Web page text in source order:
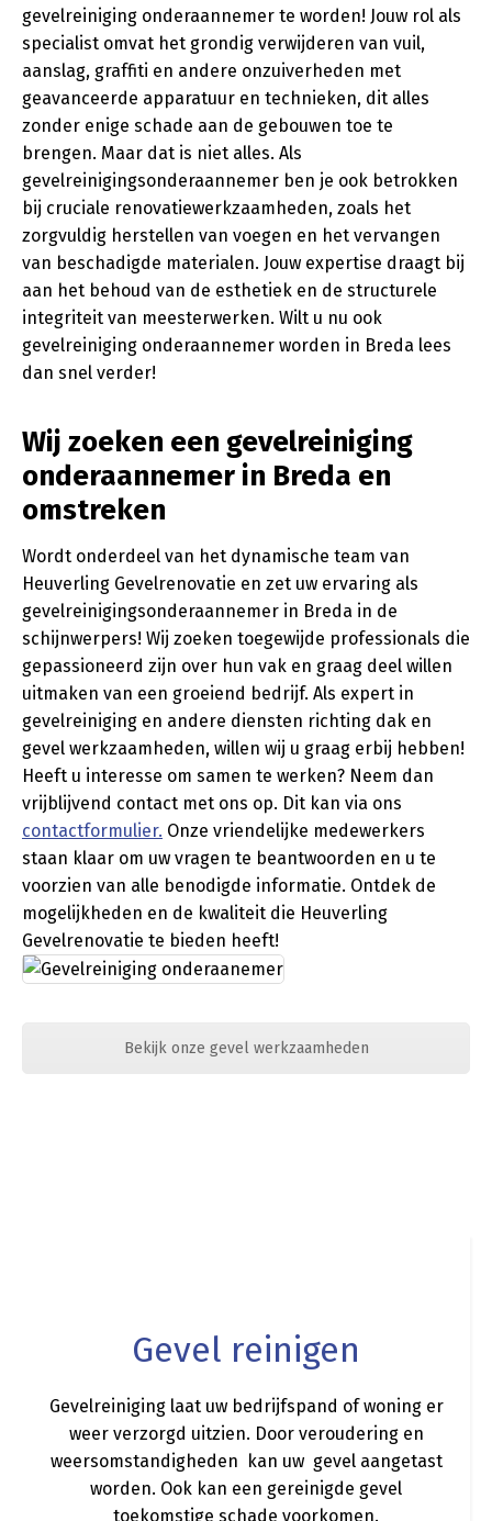
gevelreiniging onderaannemer te worden! Jouw rol als
specialist omvat het grondig verwijderen van vuil,
aanslag, graffiti en andere onzuiverheden met
geavanceerde apparatuur en technieken, dit alles
zonder enige schade aan de gebouwen toe te
brengen. Maar dat is niet alles. Als
gevelreinigingsonderaannemer ben je ook betrokken
bij cruciale renovatiewerkzaamheden, zoals het
zorgvuldig herstellen van voegen en het vervangen
van beschadigde materialen. Jouw expertise draagt bij
aan het behoud van de esthetiek en de structurele
integriteit van meesterwerken. Wilt u nu ook
gevelreiniging onderaannemer worden in Breda lees
dan snel verder!
Wij zoeken een gevelreiniging
onderaannemer in Breda en
omstreken
Wordt onderdeel van het dynamische team van
Heuverling Gevelrenovatie en zet uw ervaring als
gevelreinigingsonderaannemer in Breda in de
schijnwerpers! Wij zoeken toegewijde professionals die
gepassioneerd zijn over hun vak en graag deel willen
uitmaken van een groeiend bedrijf. Als expert in
gevelreiniging en andere diensten richting dak en
gevel werkzaamheden, willen wij u graag erbij hebben!
Heeft u interesse om samen te werken? Neem dan
vrijblijvend contact met ons op. Dit kan via ons
contactformulier. Onze vriendelijke medewerkers
staan klaar om uw vragen te beantwoorden en u te
voorzien van alle benodigde informatie. Ontdek de
mogelijkheden en de kwaliteit die Heuverling
Gevelrenovatie te bieden heeft!
Bekijk onze gevel werkzaamheden
Gevel reinigen
Gevelreiniging laat uw bedrijfspand of woning er
weer verzorgd uitzien. Door veroudering en
weersomstandigheden kan uw gevel aangetast
worden. Ook kan een gereinigde gevel
toekomstige schade voorkomen.